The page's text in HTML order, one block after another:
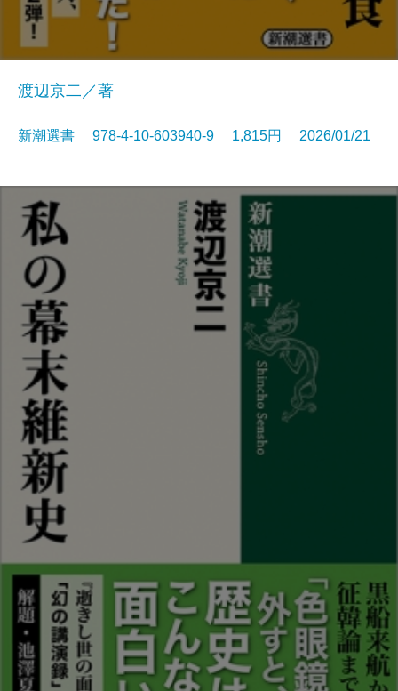
渡辺京二／著
新潮選書 978-4-10-603940-9 1,815円 2026/01/21